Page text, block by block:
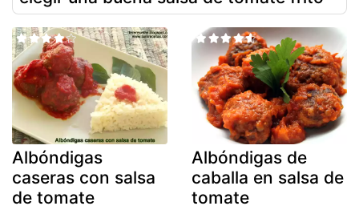
Albóndigas
caseras con salsa
de tomate
Albóndigas de
caballa en salsa de
tomate